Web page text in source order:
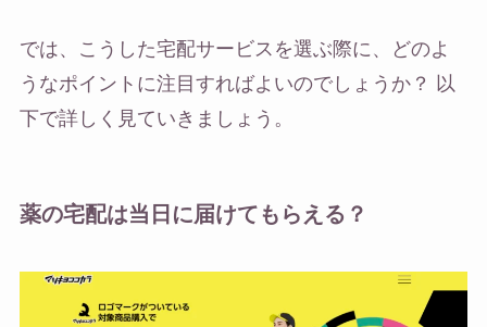
では、こうした宅配サービスを選ぶ際に、どのよ
うなポイントに注目すればよいのでしょうか？ 以
下で詳しく見ていきましょう。
薬の宅配は当日に届けてもらえる？